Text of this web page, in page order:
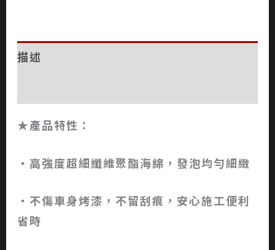
描述
★產品特性：
‧高強度超細纖維聚酯海綿，發泡均勻細緻
‧不傷車身烤漆，不留刮痕，安心施工便利
省時